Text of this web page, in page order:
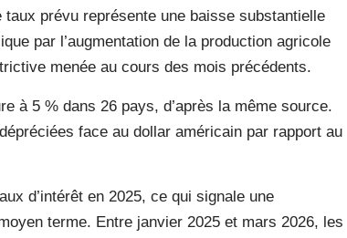
prévu représente une baisse substantielle
par l’augmentation de la production agricole
menée au cours des mois précédents.
à 5 % dans 26 pays, d’après la même source.
face au dollar américain par rapport au
d’intérêt en 2025, ce qui signale une
terme. Entre janvier 2025 et mars 2026, les